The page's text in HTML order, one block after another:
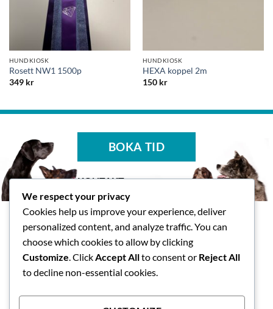
HUNDKIOSK
Rosett NW1 1500p
349 kr
HUNDKIOSK
HEXA koppel 2m
150 kr
BOKA TID
KONTAKT
Tasspalatset AB
Skallsjö Prästväg 14, Floda
info@tasspalatset.se
0793-40 42 36
BG: 5072-9052, Swish: 123
We respect your privacy
Cookies help us improve your experience, deliver
personalized content, and analyze traffic. You can
choose which cookies to allow by clicking
Customize. ClickAccept Allto consent or Reject All
to decline non-essential cookies.